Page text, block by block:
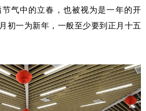
气中的立春，也被视为是一年的开
初一为新年，一般至少要到正月十五